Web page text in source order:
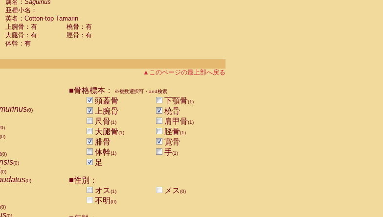
(1)
cana
属名： Saguinus
亜種小名：
英名：Cotton-top Tamarin
上腕骨：有
橈骨：有
大腿骨：有
脛骨：有
体幹：有
▲このページの最上部へ戻る
(0)
(0)
(0)
(0)
(0)
(0)
(0)
(0)
■骨格標本： ※複数選択可・and検索
頭蓋骨 下顎骨(1)
上腕骨
橈骨
尺骨(1) 肩甲骨(1)
大腿骨(1) 脛骨(1)
腓骨
寛骨
体幹(1) 手(1)
足
■性別：
オス(1) メス(0)
不明(0)